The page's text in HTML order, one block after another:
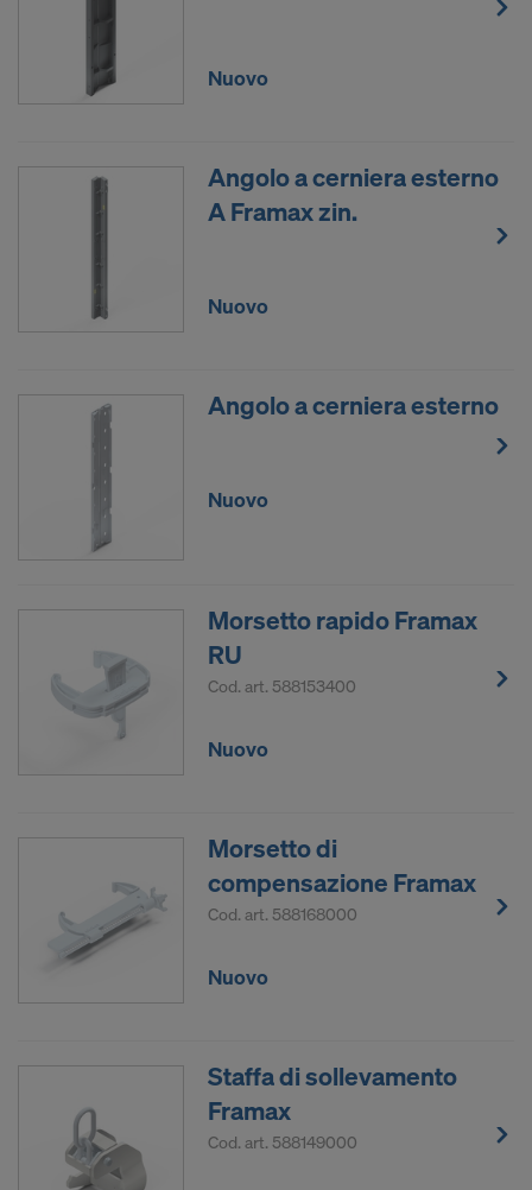
Nuovo
Angolo a cerniera esterno
A Framax zin.
Nuovo
Angolo a cerniera esterno
Nuovo
Morsetto rapido Framax
RU
Cod. art. 588153400
Nuovo
Morsetto di
compensazione Framax
Cod. art. 588168000
Nuovo
Staffa di sollevamento
Framax
Cod. art. 588149000